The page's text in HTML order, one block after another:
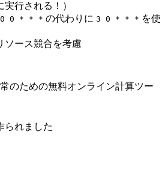
行される！）
0 0 * * * の代わりに 3 0 * * * を使
ソース競合を考慮
のための無料オンライン計算ツー
られました